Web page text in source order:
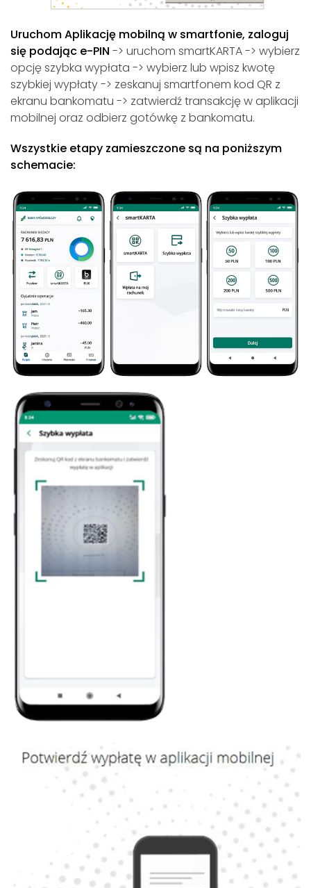
Uruchom Aplikację mobilną w smartfonie, zaloguj
się podając e-PIN -> uruchom smartKARTA -> wybierz
opcję szybka wypłata -> wybierz lub wpisz kwotę
szybkiej wypłaty -> zeskanuj smartfonem kod QR z
ekranu bankomatu -> zatwierdź transakcję w aplikacji
mobilnej oraz odbierz gotówkę z bankomatu.
Wszystkie etapy zamieszczone są na poniższym
schemacie: